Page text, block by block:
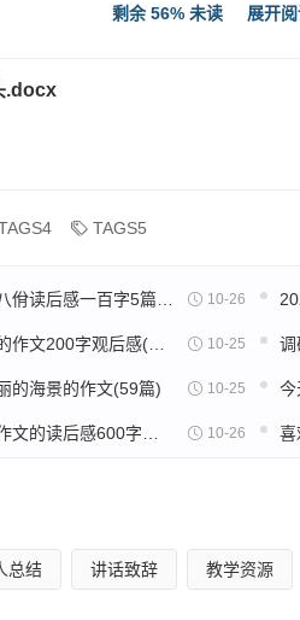
生命长得多。我们的肉体在宇
》
取胜利。——毛泽东
剩余 56% 未读 展开
.docx
TAGS5
10-26
10-25
的海景的作文(59篇) 10-25 今
10-26
总结 讲话致辞 教学资源